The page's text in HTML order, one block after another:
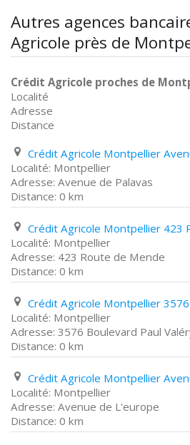
Autres agences
Agricole près de
Crédit Agricole proches de
Localité
Adresse
Distance
Montpellier
Avenue de Palavas
0 km
Montpellier
423 Route de Mende
0 km
Montpellier
3576 Boulevard Paul
0 km
Montpellier
Avenue de L'europe
0 km